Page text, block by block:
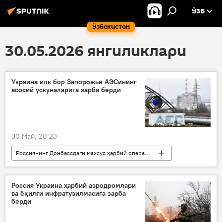
Ўзбекистон
ЎЗБ
30.05.2026 янгиликлари
Украина илк бор Запорожье АЭСининг
асосий ускуналарига зарба берди
30 Май, 20:23
Россиянинг Донбассдаги махсус ҳарбий операцияси
Украина
Россия
Запорожье вилояти
АЭС
Росатом
Россия Украина ҳарбий аэродромлари
ва ёқилғи инфратузилмасига зарба
берди